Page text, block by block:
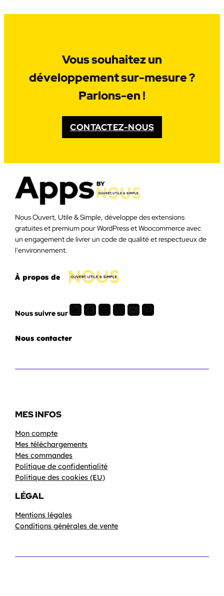
Vous souhaitez un
développement sur-mesure ?
Parlons-en !
CONTACTEZ-NOUS
Nous Ouvert, Utile & Simple, développe des extensions
gratuites et premium pour WordPress et Woocommerce avec
un engagement de livrer un code de qualité et respectueux de
l'environnement.
À propos de
Nous suivre surLinkedIn Facebook Instagram WordPress Youtube Pinterest
Nous contacter
MES INFOS
Mon compte
Mes téléchargements
Mes commandes
Politique de confidentialité
Politique des cookies (EU)
LÉGAL
Mentions légales
Conditions générales de vente